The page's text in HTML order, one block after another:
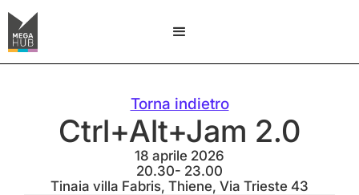
Torna indietro
Ctrl+Alt+Jam 2.0
18 aprile 2026
20.30- 23.00
Tinaia villa Fabris, Thiene, Via Trieste 43